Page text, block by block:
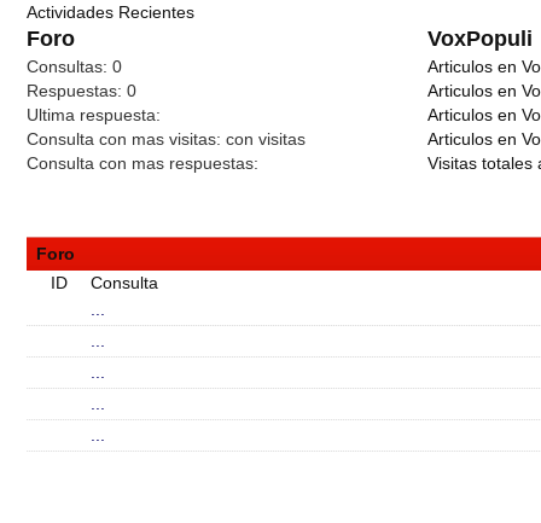
Actividades Recientes
Foro VoxPopuli
Consultas: 0
Respuestas: 0
Ultima respuesta:
Consulta con mas visitas: con visitas
Consulta con mas respuestas:
Articulos en
Articulos en
Articulos en
Articulos en
Visitas totales
Foro
ID
Consulta